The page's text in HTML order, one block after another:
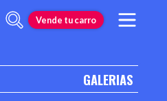
Vende tu carro
GALERIAS